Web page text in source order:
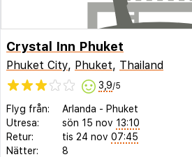
Crystal Inn Phuket
Phuket City, Phuket, Thailand
3,9/5
Flyg från: Arlanda - Phuket
Utresa:
sön 15 nov 13:10
Retur:
tis 24 nov 07:45
Nätter:
8